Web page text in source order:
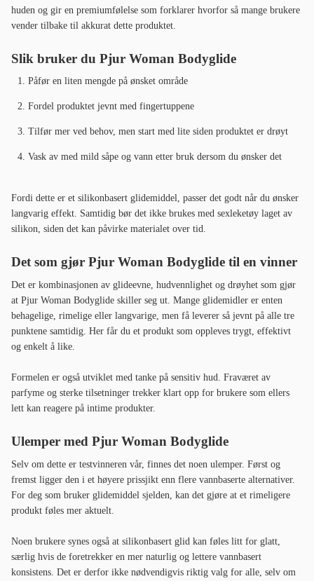
huden og gir en premiumfølelse som forklarer hvorfor så mange brukere
vender tilbake til akkurat dette produktet.
Slik bruker du Pjur Woman Bodyglide
Påfør en liten mengde på ønsket område
Fordel produktet jevnt med fingertuppene
Tilfør mer ved behov, men start med lite siden produktet er drøyt
Vask av med mild såpe og vann etter bruk dersom du ønsker det
Fordi dette er et silikonbasert glidemiddel, passer det godt når du ønsker
langvarig effekt. Samtidig bør det ikke brukes med sexleketøy laget av
silikon, siden det kan påvirke materialet over tid.
Det som gjør Pjur Woman Bodyglide til en vinner
Det er kombinasjonen av glideevne, hudvennlighet og drøyhet som gjør
at Pjur Woman Bodyglide skiller seg ut. Mange glidemidler er enten
behagelige, rimelige eller langvarige, men få leverer så jevnt på alle tre
punktene samtidig. Her får du et produkt som oppleves trygt, effektivt
og enkelt å like.
Formelen er også utviklet med tanke på sensitiv hud. Fraværet av
parfyme og sterke tilsetninger trekker klart opp for brukere som ellers
lett kan reagere på intime produkter.
Ulemper med Pjur Woman Bodyglide
Selv om dette er testvinneren vår, finnes det noen ulemper. Først og
fremst ligger den i et høyere prissjikt enn flere vannbaserte alternativer.
For deg som bruker glidemiddel sjelden, kan det gjøre at et rimeligere
produkt føles mer aktuelt.
Noen brukere synes også at silikonbasert glid kan føles litt for glatt,
særlig hvis de foretrekker en mer naturlig og lettere vannbasert
konsistens. Det er derfor ikke nødvendigvis riktig valg for alle, selv om